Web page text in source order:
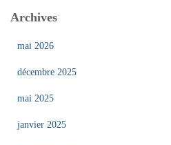
Archives
mai 2026
décembre 2025
mai 2025
janvier 2025